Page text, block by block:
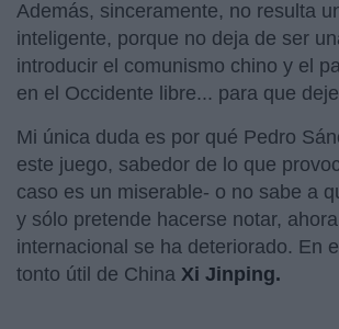
Además, sinceramente, no resulta
inteligente, porque no deja de ser
introducir el comunismo chino y el
en el Occidente libre... para que
Mi única duda es por qué Pedro
este juego, sabedor de lo que
caso es un miserable- o no sabe a
y sólo pretende hacerse notar,
internacional se ha deteriorado. En
tonto útil de China Xi Jinping.